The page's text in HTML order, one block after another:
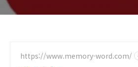
https://www.memory-word.com/